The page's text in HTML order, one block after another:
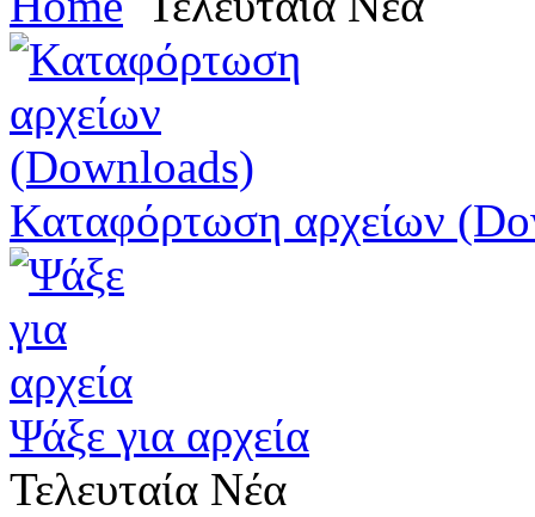
Καταφόρτωση αρχείων
Ψάξε για αρχεία
Τελευταία Νέα